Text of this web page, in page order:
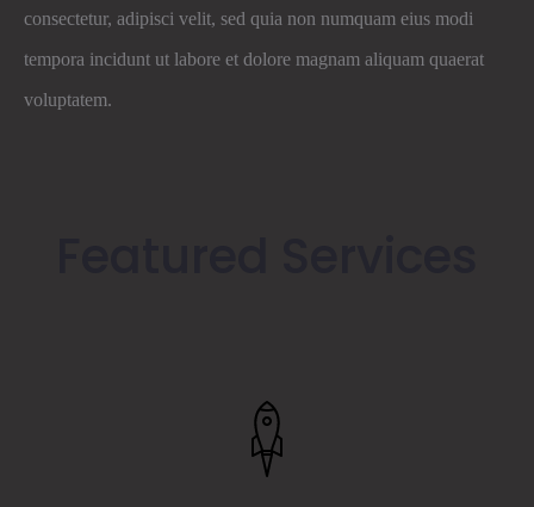
consectetur, adipisci velit, sed quia non numquam eius modi
tempora incidunt ut labore et dolore magnam aliquam quaerat
voluptatem.